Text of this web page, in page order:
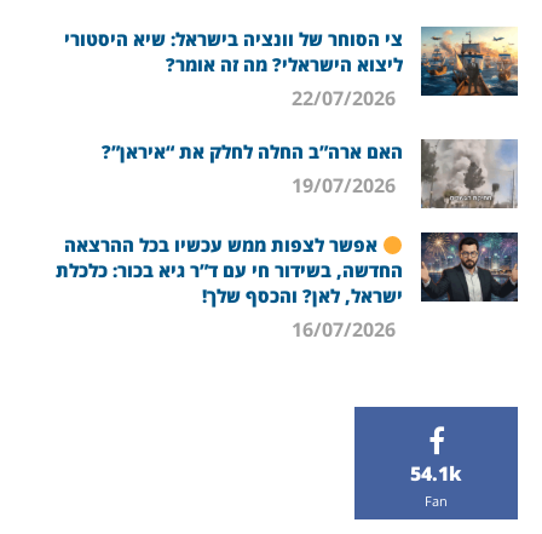
צי הסוחר של וונציה בישראל: שיא היסטורי
ליצוא הישראלי? מה זה אומר?
האם ארה”ב החלה לחלק את “איראן”?
אפשר לצפות ממש עכשיו בכל ההרצאה
החדשה, בשידור חי עם ד”ר גיא בכור: כלכלת
ישראל, לאן? והכסף שלך!
54.1k
Fan